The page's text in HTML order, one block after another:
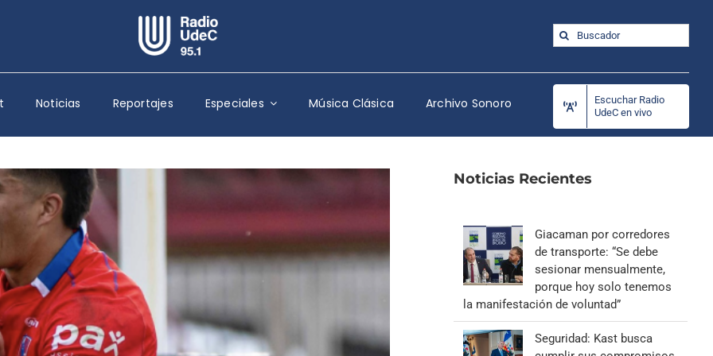
Escuchar Radio UdeC en vivo
Quiénes Somos
Programación
Podcast
Reportajes
Columnas
Música Clásica
Especiales
Buscar:
Noticias Reportajes Especiales Música Clásica Archivo Sonoro
Escuchar Radio
UdeC en vivo
Noticias Recientes
Giacaman por corredores
de transporte: “Se debe
sesionar mensualmente,
porque hoy solo tenemos
la manifestación de voluntad”
Seguridad: Kast busca